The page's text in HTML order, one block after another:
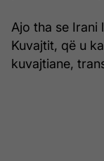
Ajo tha se Irani
Kuvajtit, që u
kuvajtiane,